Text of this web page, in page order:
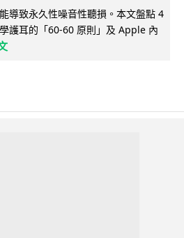
導致永久性噪音性聽損。本文盤點 4
護耳的「60-60 原則」及 Apple 內